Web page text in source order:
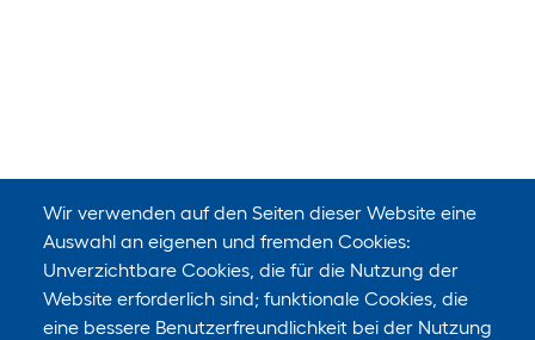
Wir verwenden auf den Seiten dieser Website eine
Auswahl an eigenen und fremden Cookies:
Unverzichtbare Cookies, die für die Nutzung der
Website erforderlich sind; funktionale Cookies, die
eine bessere Benutzerfreundlichkeit bei der Nutzung